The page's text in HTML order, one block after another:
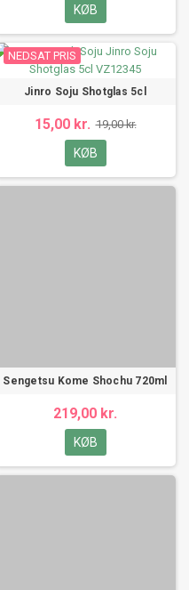
KØB
NEDSAT PRIS
Jinro Soju Shotglas 5cl
15,00 kr. 19,00 kr.
KØB
Sengetsu Kome Shochu 720ml
219,00 kr.
KØB